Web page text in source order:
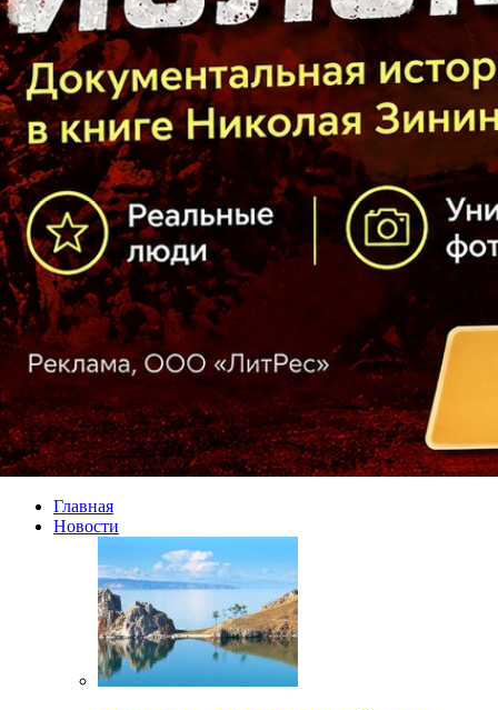
Главная
Новости